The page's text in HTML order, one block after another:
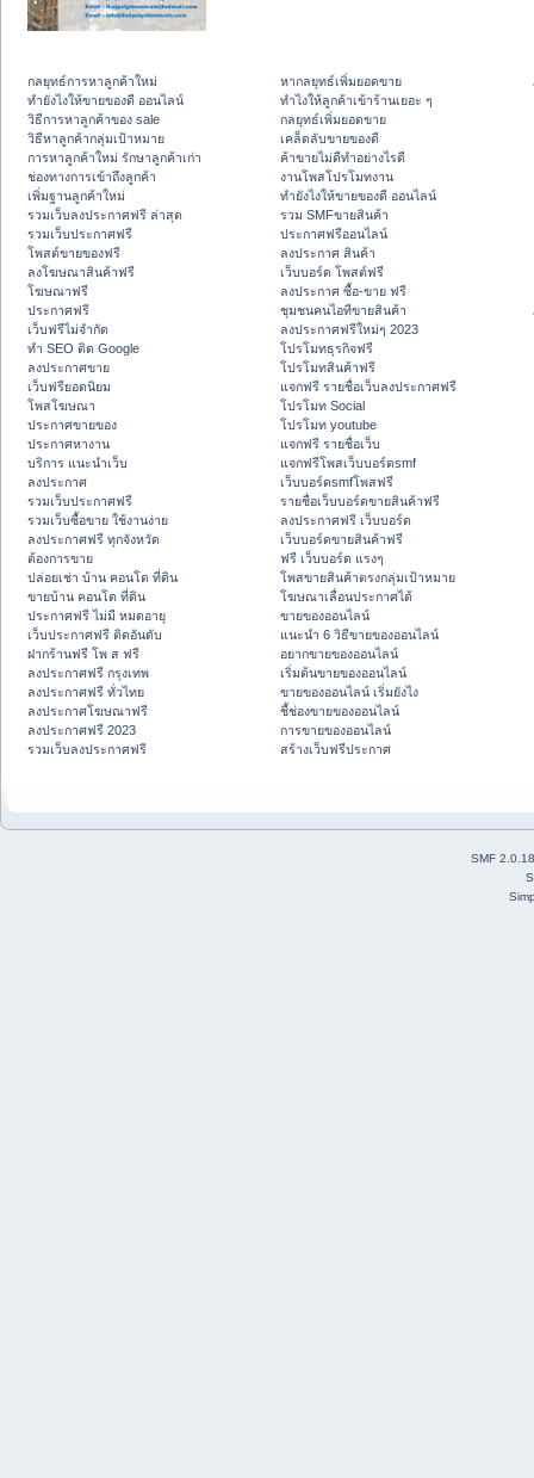
กลยุทธ์การหาลูกค้าใหม่
ทํายังไงให้ขายของดี ออนไลน์
วิธีการหาลูกค้าของ sale
วิธีหาลูกค้ากลุ่มเป้าหมาย
การหาลูกค้าใหม่ รักษาลูกค้าเก่า
ช่องทางการเข้าถึงลูกค้า
เพิ่มฐานลูกค้าใหม่
รวมเว็บลงประกาศฟรี ล่าสุด
รวมเว็บประกาศฟรี
โพสต์ขายของฟรี
ลงโฆษณาสินค้าฟรี
โฆษณาฟรี
ประกาศฟรี
เว็บฟรีไม่จำกัด
ทำ SEO ติด Google
ลงประกาศขาย
เว็บฟรียอดนิยม
โพสโฆษณา
ประกาศขายของ
ประกาศหางาน
บริการ แนะนำเว็บ
ลงประกาศ
รวมเว็บประกาศฟรี
รวมเว็บซื้อขาย ใช้งานง่าย
ลงประกาศฟรี ทุกจังหวัด
ต้องการขาย
ปล่อยเช่า บ้าน คอนโด ที่ดิน
ขายบ้าน คอนโด ที่ดิน
ประกาศฟรี ไม่มี หมดอายุ
เว็บประกาศฟรี ติดอันดับ
ฝากร้านฟรี โพ ส ฟรี
ลงประกาศฟรี กรุงเทพ
ลงประกาศฟรี ทั่วไทย
ลงประกาศโฆษณาฟรี
ลงประกาศฟรี 2023
รวมเว็บลงประกาศฟรี
หากลยุทธ์เพิ่มยอดขาย
ทําไงให้ลูกค้าเข้าร้านเยอะ ๆ
กลยุทธ์เพิ่มยอดขาย
เคล็ดลับขายของดี
ค้าขายไม่ดีทำอย่างไรดี
งานโพสโปรโมทงาน
ทํายังไงให้ขายของดี ออนไลน์
รวม SMFขายสินค้า
ประกาศฟรีออนไลน์
ลงประกาศ สินค้า
เว็บบอร์ด โพสต์ฟรี
ลงประกาศ ซื้อ-ขาย ฟรี
ชุมชนคนไอทีขายสินค้า
ลงประกาศฟรีใหม่ๆ 2023
โปรโมทธุรกิจฟรี
โปรโมทสินค้าฟรี
แจกฟรี รายชื่อเว็บลงประกาศฟรี
โปรโมท Social
โปรโมท youtube
แจกฟรี รายชื่อเว็บ
แจกฟรีโพสเว็บบอร์ดsmf
เว็บบอร์ดsmfโพสฟรี
รายชื่อเว็บบอร์ดขายสินค้าฟรี
ลงประกาศฟรี เว็บบอร์ด
เว็บบอร์ดขายสินค้าฟรี
ฟรี เว็บบอร์ด แรงๆ
โพสขายสินค้าตรงกลุ่มเป้าหมาย
โฆษณาเลื่อนประกาศได้
ขายของออนไลน์
แนะนำ 6 วิธีขายของออนไลน์
อยากขายของออนไลน์
เริ่มต้นขายของออนไลน์
ขายของออนไลน์ เริ่มยังไง
ชี้ช่องขายของออนไลน์
การขายของออนไลน์
สร้างเว็บฟรีประกาศ
SMF 2.0.18